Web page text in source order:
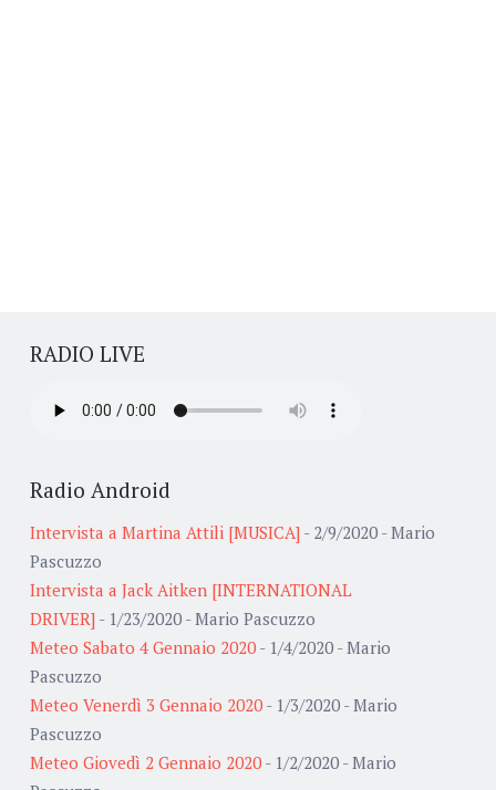
RADIO LIVE
Radio Android
Intervista a Martina Attili [MUSICA] - 2/9/2020 - Mario
Pascuzzo
Intervista a Jack Aitken [INTERNATIONAL
DRIVER] - 1/23/2020 - Mario Pascuzzo
Meteo Sabato 4 Gennaio 2020 - 1/4/2020 - Mario
Pascuzzo
Meteo Venerdì 3 Gennaio 2020 - 1/3/2020 - Mario
Pascuzzo
Meteo Giovedì 2 Gennaio 2020 - 1/2/2020 - Mario